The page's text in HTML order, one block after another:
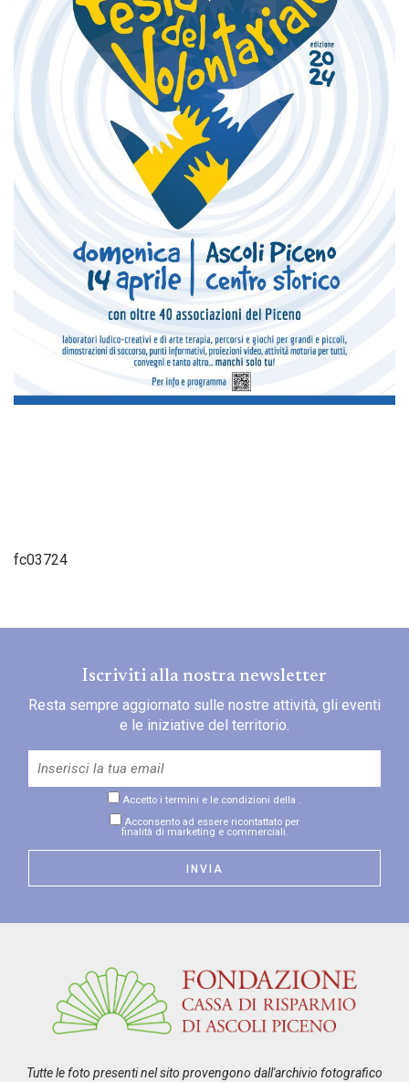
fc03724
Iscriviti alla nostra newsletter
Resta sempre aggiornato sulle nostre attività, gli eventi
e le iniziative del territorio.
Accetto i termini e le condizioni della .
Acconsento ad essere ricontattato per
finalità di marketing e commerciali.
Tutte le foto presenti nel sito provengono dall'archivio fotografico